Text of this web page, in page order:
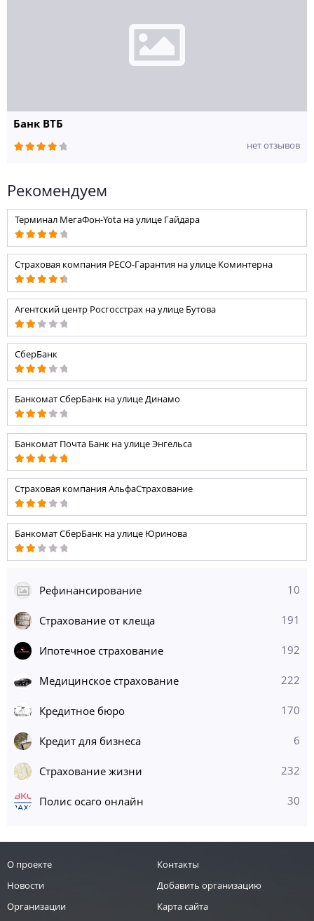
Банк ВТБ
нет отзывов
Рекомендуем
Терминал МегаФон-Yota на улице Гайдара
Страховая компания РЕСО-Гарантия на улице Коминтерна
Агентский центр Росгосстрах на улице Бутова
СберБанк
Банкомат СберБанк на улице Динамо
Банкомат Почта Банк на улице Энгельса
Страховая компания АльфаСтрахование
Банкомат СберБанк на улице Юринова
Рефинансирование 10
Страхование от клеща 191
Ипотечное страхование 192
Медицинское страхование 222
Кредитное бюро 170
Кредит для бизнеса 6
Страхование жизни 232
Полис осаго онлайн 30
О проекте
Новости
Организации
Контакты
Добавить организацию
Карта сайта